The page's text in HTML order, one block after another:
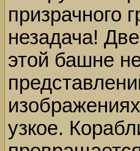
призрачного
незадача!
этой башне
узкое.